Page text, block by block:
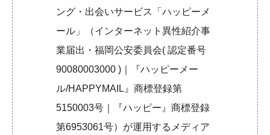
ング・出会いサービス「ハッピーメ
ール」（インターネット異性紹介事
業届出・福岡公安委員会( 認定番号
90080003000 )｜『ハッピーメー
ル/HAPPYMAIL』商標登録第
5150003号｜『ハッピー』商標登録
第6953061号）が運用するメディア